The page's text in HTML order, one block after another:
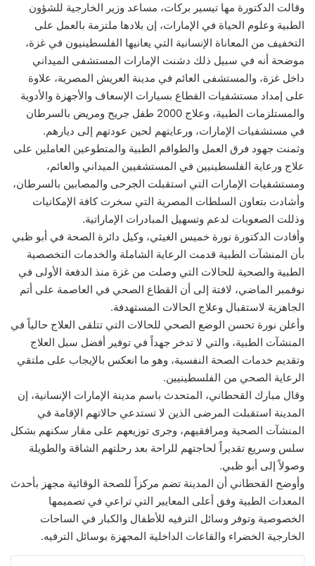
وقالت الدكتورة مها تيسير بركات، مساعد وزير الخارجية للشؤون
الطبية وعلوم الحياة في الإمارات، إن بلادها ملتزمة بالعمل على
التخفيف من المعاناة الإنسانية التي يعانيها الفلسطينيون في غزة،
موضحة أنه في سبيل ذلك دشنت الإمارات المستشفى الميداني
داخل غزة، والمستشفى العائم في مدينة العريش المصرية، علاوة
على إمداد مستشفيات القطاع بسيارات الإسعاف والأجهزة والأدوية
والمستلزمات الطبية، وعلاج 2000 طفل جريح ومريض بالسرطان
في مستشفيات الإمارات، ورعايتهم لحين عودتهم إلى ديارهم.
وثمنت جهود فرق العمل والطواقم الطبية والمتطوعين العاملين على
علاج ورعاية الفلسطينيين في المستشفيين الميداني والعائم،
ومستشفيات الإمارات التي استقبلت الجرحى والمصابين بالسرطان،
وأشادت بتعاون السلطات المصرية التي سخرت كافة الإمكانيات
وذللت الصعوبات لدعم وتسهيل المبادرات الإماراتية.
وأفادت الدكتورة نورة خميس الغيثي، وكيل دائرة الصحة في أبو ظبي
بأن المنشآت الطبية قدمت الرعاية الشاملة والخدمات التخصصية
الطبية والصحية للحالات التي وصلت من غزة منذ الدفعة الأولى في
نوفمبر الماضي، لافتة إلى أن القطاع الصحي في العاصمة على أتم
الجاهزية لاستقبال وعلاج الحالات المستهدفة.
وأعلن نورة تحسن الوضع الصحي للحالات التي تتلقى العلاج حالياً في
المنشآت الطبية، والتي لا تدخر جهداً في توفير أفضل سبل العلاج
وتقديم خدمات الصحة النفسية، وهو ما انعكس بالإيجاب على ملتقي
الرعاية الصحي من الفلسطينيين.
وقال مبارك القحطاني، المتحدث باسم مدينة الإمارات الإنسانية، إن
المدينة استقبلت المرضى الذين لا تستدعي حالاتهم الإقامة في
المنشآت الصحية ومرافقيهم، وجرى توزيعهم على مقار سكنهم بشكل
سلس وسريع تقديراً لحاجتهم للراحة بعد رحلتهم الشاقة والطويلة
وصولاً إلى أبو ظبي.
وأوضح القحطاني أن المدينة تضم مركزاً للصحة الوقائية مجهز بأحدث
المعدات الطبية وفق أعلى المعايير التي تراعي في تصميمها
الخصوصية وتوفر وسائل الترفيه للأطفال والكبار في الساحات
الخارجية الخضراء والقاعات الداخلية المجهزة بوسائل الترفيه.